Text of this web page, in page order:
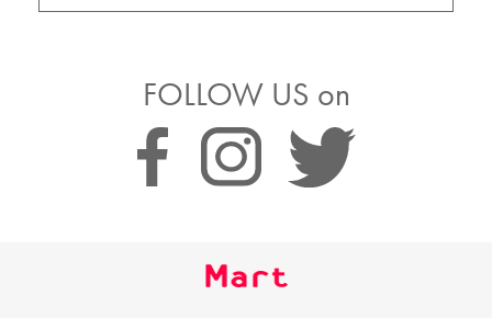
FOLLOW US on